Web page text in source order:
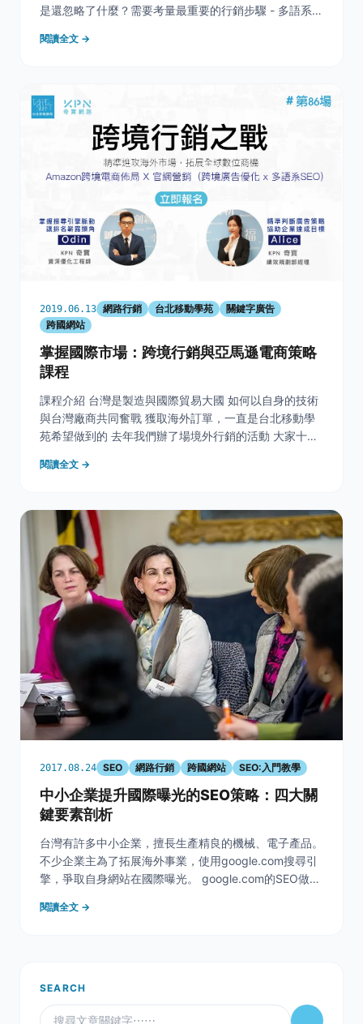
是還忽略了什麼？需要考量最重要的行銷步驟 - 多語系
品、服務曝光度就大大的降低了，也枉費花了這麼多錢做
閱讀全文 →
2019.06.13 網路行銷 台北移動學苑
關鍵字廣告
跨國網站
掌握國際市場：跨境行銷與亞馬遜電商策略
課程
課程介紹 台灣是製造與國際貿易大國 如何以自身的技術
與台灣廠商共同奮戰 獲取海外訂單，一直是台北移動學
苑希望做到的 去年我們辦了場境外行銷的活動 大家十分
網及通路平台經營海外市場 以google搜尋行銷及 美日最
閱讀全文 →
2017.08.24 SEO 網路行銷 跨國網站 SEO:入門教學
中小企業提升國際曝光的SEO策略：四大關
鍵要素剖析
台灣有許多中小企業，擅長生產精良的機械、電子產品。
不少企業主為了拓展海外事業，使用google.com搜尋引
擎，爭取自身網站在國際曝光。 google.com的SEO做得
成效較好的企業網站，歸納出4項重點，讓你在跨國SEO
閱讀全文 →
SEARCH